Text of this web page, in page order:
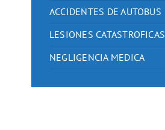
ACCIDENTES DE AUTOBUS
LESIONES CATASTROFICAS
NEGLIGENCIA MEDICA